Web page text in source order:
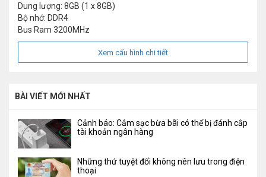
Dung lượng: 8GB (1 x 8GB)
Bộ nhớ: DDR4
Bus Ram 3200MHz
Xem cấu hình chi tiết
BÀI VIẾT MỚI NHẤT
Cảnh báo: Cắm sạc bừa bãi có thể bị đánh cắp
tài khoản ngân hàng
Những thứ tuyệt đối không nên lưu trong điện
thoại